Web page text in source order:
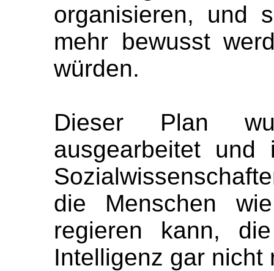
organisieren, und
mehr bewusst
würden.
Dieser Plan
ausgearbeitet
die Menschen
regieren kann,
Intelligenz gar nicht